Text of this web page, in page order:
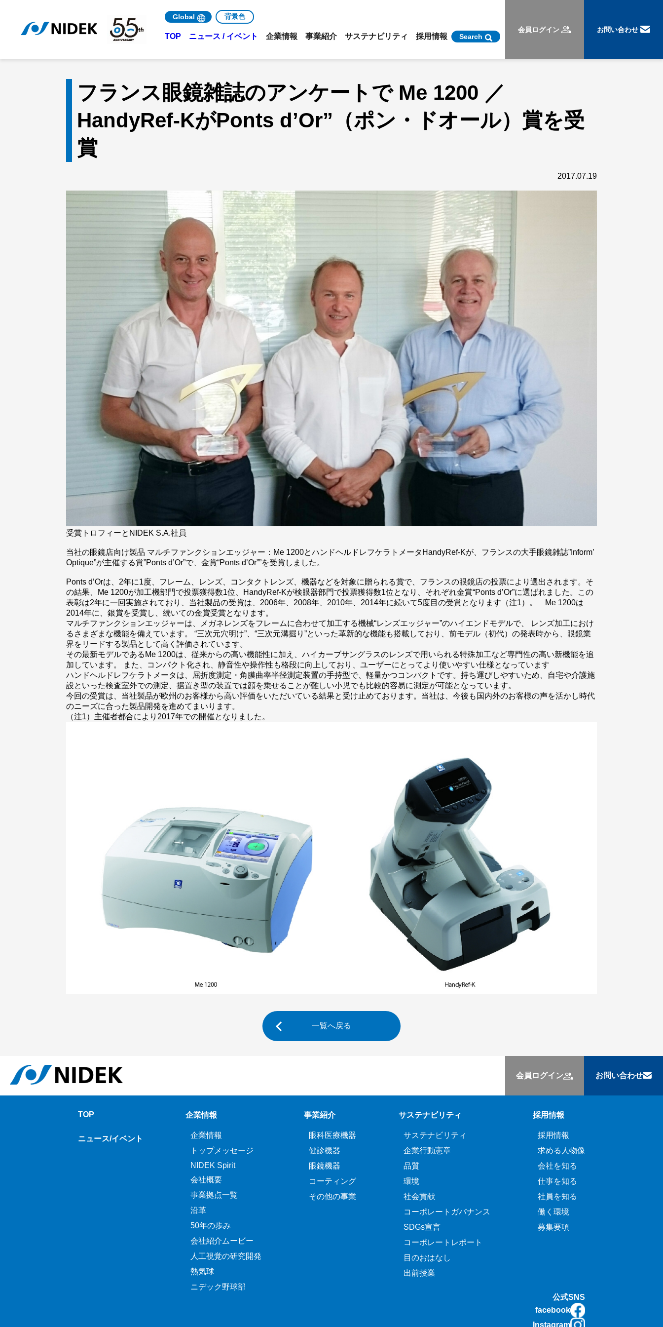
Global 背景色
TOP ニュース / イベント 企業情報 事業紹介 サステナビリティ 採用情報 Search
会員ログイン お問い合わせ
フランス眼鏡雑誌のアンケートで Me 1200 ／
HandyRef-KがPonts d’Or”（ポン・ドオール）賞を受
賞
2017.07.19
受賞トロフィーとNIDEK S.A.社員
当社の眼鏡店向け製品 マルチファンクションエッジャー：Me 1200とハンドヘルドレフケラトメータHandyRef-Kが、フランスの大手眼鏡雑誌”Inform’
Optique”が主催する賞”Ponts d’Or”で、金賞“Ponts d’Or””を受賞しました。
Ponts d’Orは、2年に1度、フレーム、レンズ、コンタクトレンズ、機器などを対象に贈られる賞で、フランスの眼鏡店の投票により選出されます。そ
の結果、Me 1200が加工機部門で投票獲得数1位、HandyRef-Kが検眼器部門で投票獲得数1位となり、それぞれ金賞“Ponts d’Or”に選ばれました。この
表彰は2年に一回実施されており、当社製品の受賞は、2006年、2008年、2010年、2014年に続いて5度目の受賞となります（注1）。 Me 1200は
2014年に、銀賞を受賞し、続いての金賞受賞となります。
マルチファンクションエッジャーは、メガネレンズをフレームに合わせて加工する機械“レンズエッジャー”のハイエンドモデルで、 レンズ加工におけ
るさまざまな機能を備えています。 “三次元穴明け”、“三次元溝掘り”といった革新的な機能も搭載しており、前モデル（初代）の発表時から、眼鏡業
界をリードする製品として高く評価されています。
その最新モデルであるMe 1200は、従来からの高い機能性に加え、ハイカーブサングラスのレンズで用いられる特殊加工など専門性の高い新機能を追
加しています。 また、コンパクト化され、静音性や操作性も格段に向上しており、ユーザーにとってより使いやすい仕様となっています
ハンドヘルドレフケラトメータは、屈折度測定・角膜曲率半径測定装置の手持型で、軽量かつコンパクトです。持ち運びしやすいため、自宅や介護施
設といった検査室外での測定、据置き型の装置では顔を乗せることが難しい小児でも比較的容易に測定が可能となっています。
今回の受賞は、当社製品が欧州のお客様から高い評価をいただいている結果と受け止めております。当社は、今後も国内外のお客様の声を活かし時代
のニーズに合った製品開発を進めてまいります。
（注1）主催者都合により2017年での開催となりました。
一覧へ戻る
会員ログイン お問い合わせ
TOP
ニュース/イベント
企業情報
企業情報
トップメッセージ
NIDEK Spirit
会社概要
事業拠点一覧
沿革
50年の歩み
会社紹介ムービー
人工視覚の研究開発
熱気球
ニデック野球部
事業紹介
眼科医療機器
健診機器
眼鏡機器
コーティング
その他の事業
サステナビリティ
サステナビリティ
企業行動憲章
品質
環境
社会貢献
コーポレートガバナンス
SDGs宣言
コーポレートレポート
目のおはなし
出前授業
採用情報
採用情報
求める人物像
会社を知る
仕事を知る
社員を知る
働く環境
募集要項
公式SNS
facebook
Instagram